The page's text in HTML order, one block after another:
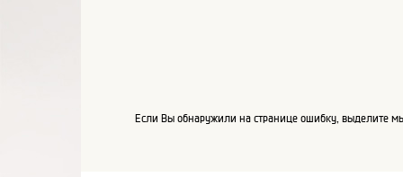
Если Вы обнаружили на странице ошибку, выделите